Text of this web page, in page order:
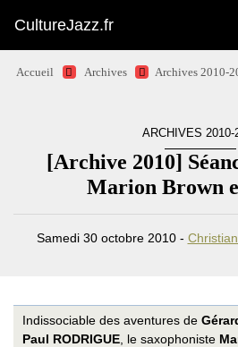
CultureJazz.fr
Accueil Archives Archives 2010-
ARCHIVES 2010-
[Archive 2010]
Marion Brown
Samedi 30 octobre 2010 -
Indissociable des aventures de
Paul RODRIGUE, le saxophoniste